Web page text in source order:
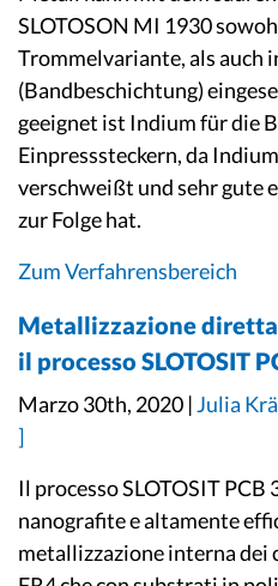
SLOTOSON MI 1930
Trommelvariante, als auch
(Bandbeschichtung)
geeignet ist Indium für die
Einpresssteckern, da
verschweißt und sehr gute
zur Folge hat.
Zum Verfahrensbereich
Metallizzazione
il processo SLOTOSIT
Marzo 30th, 2020 |Julia
]
Il processo SLOTOSIT PCB
nanografite e altamente
metallizzazione interna dei